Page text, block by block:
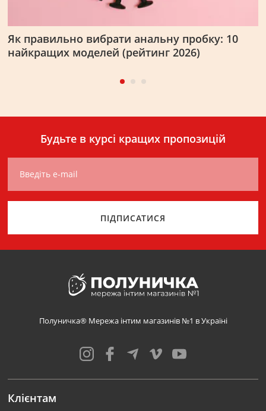
Як правильно вибрати анальну пробку: 10
найкращих моделей (рейтинг 2026)
Будьте в курсі кращих пропозицій
Введіть e-mail
ПІДПИСАТИСЯ
Полуничка® Мережа інтим магазинів №1 в Україні
Клієнтам